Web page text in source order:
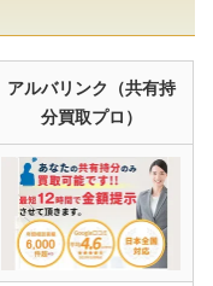
アルバリンク（共有持
分買取プロ）